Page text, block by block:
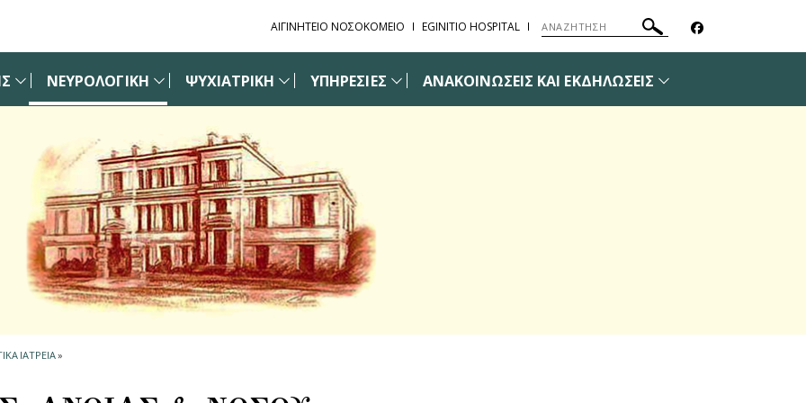
ΑΙΓΙΝΗΤΕΙΟ ΝΟΣΟΚΟΜΕΙΟ EGINITIO HOSPITAL
ΝΕΥΡΟΛΟΓΙΚΗ ΨΥΧΙΑΤΡΙΚΗ ΥΠΗΡΕΣΙΕΣ ΑΝΑΚΟΙΝΩΣΕΙΣ ΚΑΙ ΕΚΔΗΛΩΣΕΙΣ
ΙΑΤΡΕΙΑ»